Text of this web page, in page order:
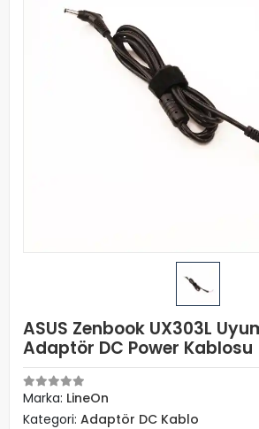
ASUS Zenbook UX303L
Adaptör DC Power Kablosu
Marka: LineOn
Kategori: Adaptör DC Kablo